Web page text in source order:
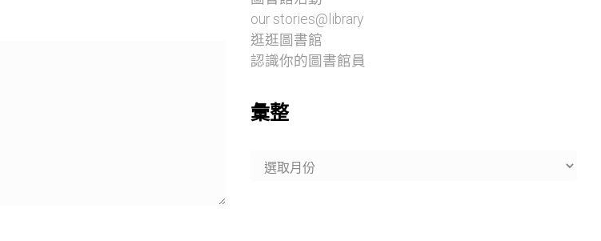
our stories@library
逛逛圖書館
認識你的圖書館員
彙整